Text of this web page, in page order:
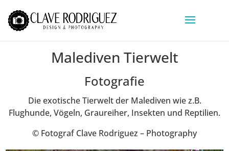
Malediven Tierwelt
Fotografie
Die exotische Tierwelt der Malediven wie z.B.
Flughunde, Vögeln, Graureiher, Insekten und Reptilien.
© Fotograf Clave Rodriguez – Photography